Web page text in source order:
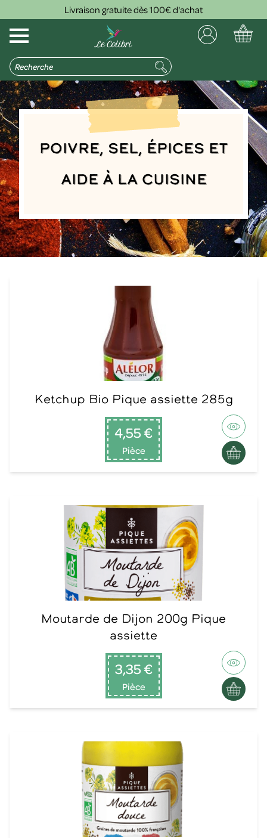
Livraison gratuite dès 100€ d'achat
Poivre, sel, épices et
aide à la cuisine
Ketchup Bio Pique assiette 285g
4,55 €
Pièce
Moutarde de Dijon 200g Pique
assiette
3,35 €
Pièce